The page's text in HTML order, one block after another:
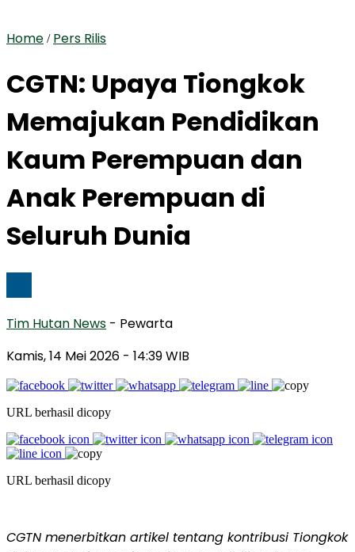
Home / Pers Rilis
CGTN: Upaya Tiongkok
Memajukan Pendidikan
Kaum Perempuan dan
Anak Perempuan di
Seluruh Dunia
Tim Hutan News - Pewarta
Kamis, 14 Mei 2026 - 14:39 WIB
URL berhasil dicopy
URL berhasil dicopy
CGTN menerbitkan artikel tentang kontribusi Tiongkok